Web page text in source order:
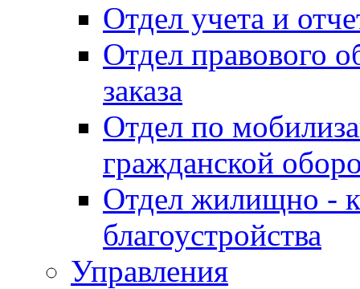
Отдел учета и
Отдел правового
заказа
Отдел по
гражданской
Отдел жилищно -
благоустройства
Управления